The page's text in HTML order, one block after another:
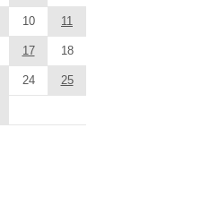
10 11
17 18
24 25